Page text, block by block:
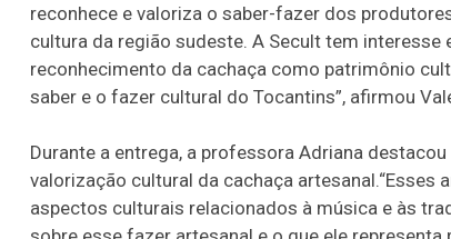
reconhece e valoriza o saber-fazer dos
cultura da região sudeste. A Secult tem
reconhecimento da cachaça como patrimônio
saber e o fazer cultural do Tocantins”, afirmou
Durante a entrega, a professora Adriana
valorização cultural da cachaça
aspectos culturais relacionados à música e às